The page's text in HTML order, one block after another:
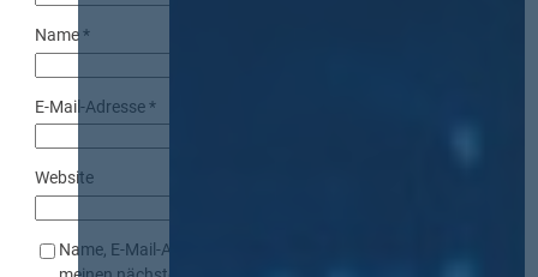
Name*
E-Mail-Adresse*
Website
Name, E-Mail-Adresse und Website in diesem Browser für